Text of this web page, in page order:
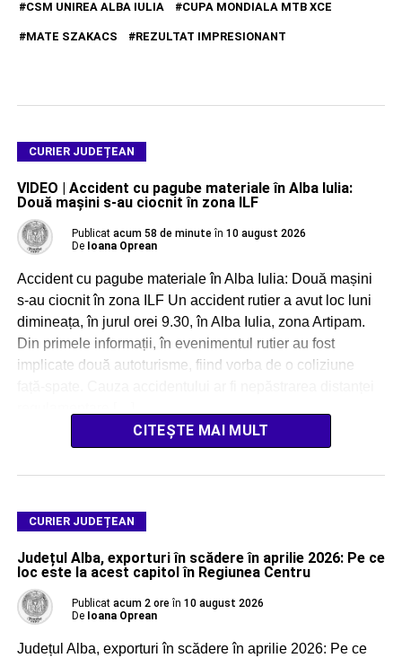
CSM UNIREA ALBA IULIA CUPA MONDIALA MTB XCE
MATE SZAKACS REZULTAT IMPRESIONANT
CURIER JUDEȚEAN
VIDEO | Accident cu pagube materiale în Alba Iulia:
Două mașini s-au ciocnit în zona ILF
Publicat acum 58 de minute în 10 august 2026
De Ioana Oprean
Accident cu pagube materiale în Alba Iulia: Două mașini
s-au ciocnit în zona ILF Un accident rutier a avut loc luni
dimineața, în jurul orei 9.30, în Alba Iulia, zona Artipam.
Din primele informații, în evenimentul rutier au fost
implicate două autoturisme, fiind vorba de o coliziune
CITEȘTE MAI MULT
CURIER JUDEȚEAN
Județul Alba, exporturi în scădere în aprilie 2026: Pe ce
loc este la acest capitol în Regiunea Centru
Publicat acum 2 ore în 10 august 2026
De Ioana Oprean
Județul Alba, exporturi în scădere în aprilie 2026: Pe ce